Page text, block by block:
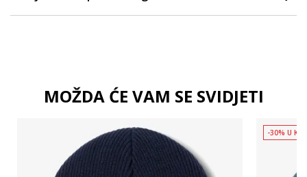
MOŽDA ĆE VAM SE SVIDJETI
-30% U